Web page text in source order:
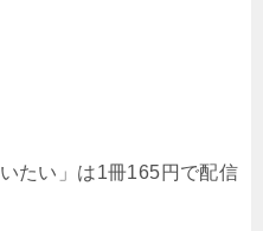
たい」は1冊165円で配信